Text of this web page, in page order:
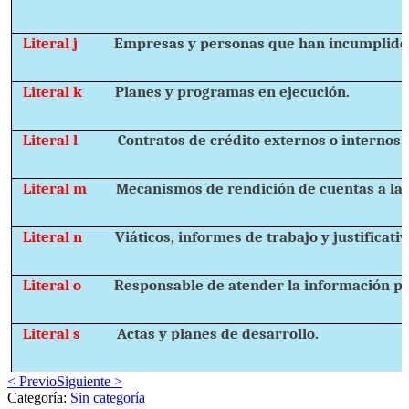
Literal jEmpresas y personas que han
Literal kPlanes y programas en ejecución.
Literal lContratos de crédito externos o internos.
Literal mMecanismos de rendición de cuentas a la
Literal nViáticos, informes de trabajo y
Literal oResponsable de atender la información
Literal s Actas y planes de desarrollo.
< PrevioSiguiente >
Categoría: Sin categoría